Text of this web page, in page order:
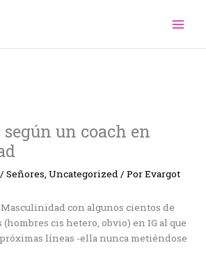
según un coach en
/ Señores, Uncategorized/ PorEvargot
con algunos cientos de
cis hetero, obvio) en IG al que
líneas -ella nunca metiéndose